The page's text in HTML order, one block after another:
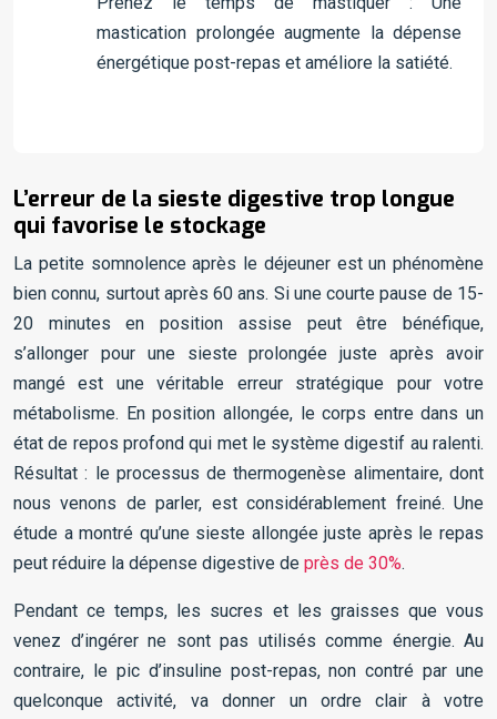
mastication prolongée augmente la dépense
énergétique post-repas et améliore la satiété.
L’erreur de la sieste digestive trop longue
qui favorise le stockage
La petite somnolence après le déjeuner est un phénomène
bien connu, surtout après 60 ans. Si une courte pause de 15-
20 minutes en position assise peut être bénéfique,
s’allonger pour une sieste prolongée juste après avoir
mangé est une véritable erreur stratégique pour votre
métabolisme. En position allongée, le corps entre dans un
état de repos profond qui met le système digestif au ralenti.
Résultat : le processus de thermogenèse alimentaire, dont
nous venons de parler, est considérablement freiné. Une
étude a montré qu’une sieste allongée juste après le repas
peut réduire la dépense digestive de près de 30%.
Pendant ce temps, les sucres et les graisses que vous
venez d’ingérer ne sont pas utilisés comme énergie. Au
contraire, le pic d’insuline post-repas, non contré par une
quelconque activité, va donner un ordre clair à votre